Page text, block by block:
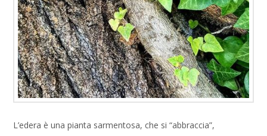
L’edera è una pianta sarmentosa, che si “abbraccia”,